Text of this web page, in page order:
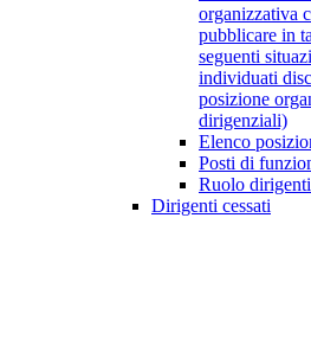
organizzativa
pubblicare in
seguenti
individuati
posizione
dirigenziali)
Elenco
Posti di
Ruolo dirigenti
Dirigenti cessati